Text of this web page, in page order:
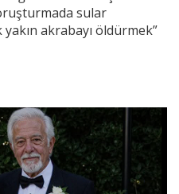
sular
akrabayı öldürmek”